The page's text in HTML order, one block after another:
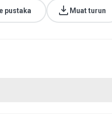
pustaka Muat turun